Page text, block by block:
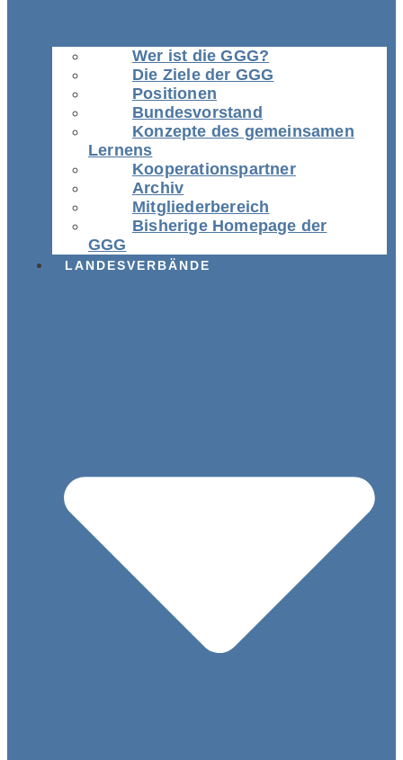
Wer ist die GGG?
Die Ziele der GGG
Positionen
Bundesvorstand
Konzepte des gemeinsamen
Lernens
Kooperationspartner
Archiv
Mitgliederbereich
Bisherige Homepage der
GGG
LANDESVERBÄNDE